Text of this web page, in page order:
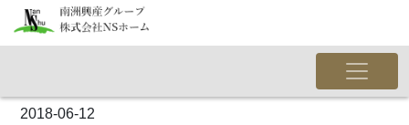
2018-06-12